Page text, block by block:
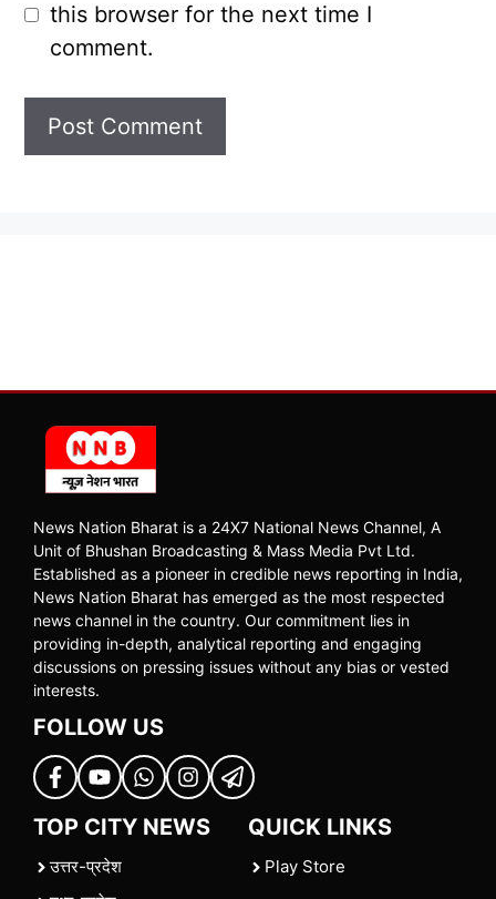
this browser for the next time I
comment.
News Nation Bharat is a 24X7 National News Channel, A
Unit of Bhushan Broadcasting & Mass Media Pvt Ltd.
Established as a pioneer in credible news reporting in India,
News Nation Bharat has emerged as the most respected
news channel in the country. Our commitment lies in
providing in-depth, analytical reporting and engaging
discussions on pressing issues without any bias or vested
interests.
FOLLOW US
TOP CITY NEWS
उत्तर-प्रदेश
QUICK LINKS
Play Store